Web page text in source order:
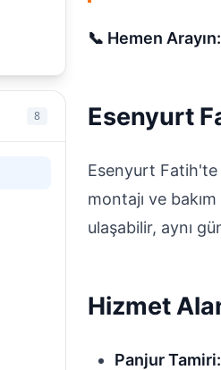
8
📞 Hemen Arayın:
Esenyurt
Esenyurt Fatih'te
montajı ve
ulaşabilir, aynı
Hizmet
Panjur Tamiri: